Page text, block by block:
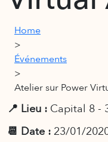
Home
>
Événements
>
Atelier sur Power
📍 Lieu : Capital 8 -
📆 Date : 23/01/